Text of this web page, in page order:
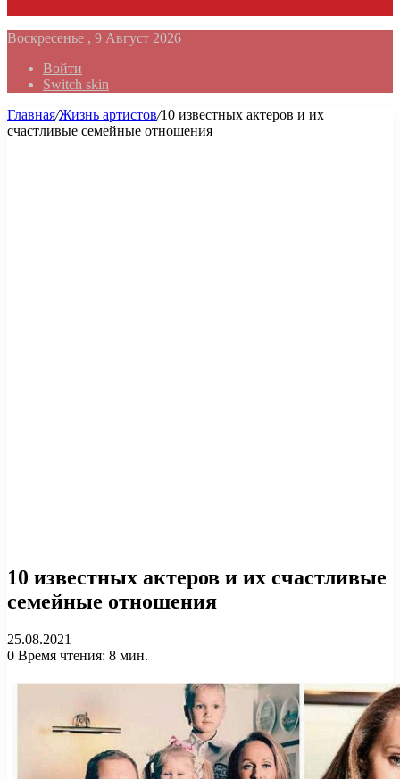
Воскресенье , 9 Август 2026
Войти
Switch skin
Главная/Жизнь артистов/10 известных актеров и их
счастливые семейные отношения
10 известных актеров и их счастливые
семейные отношения
25.08.2021
0 Время чтения: 8 мин.